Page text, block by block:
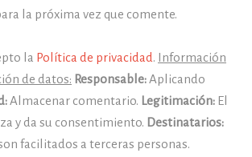
la próxima vez que comente.
la Política de privacidad . Información
de datos: Responsable:Aplicando
Almacenar comentario. Legitimación: El
y da su consentimiento. Destinatarios:
facilitados a terceras personas.